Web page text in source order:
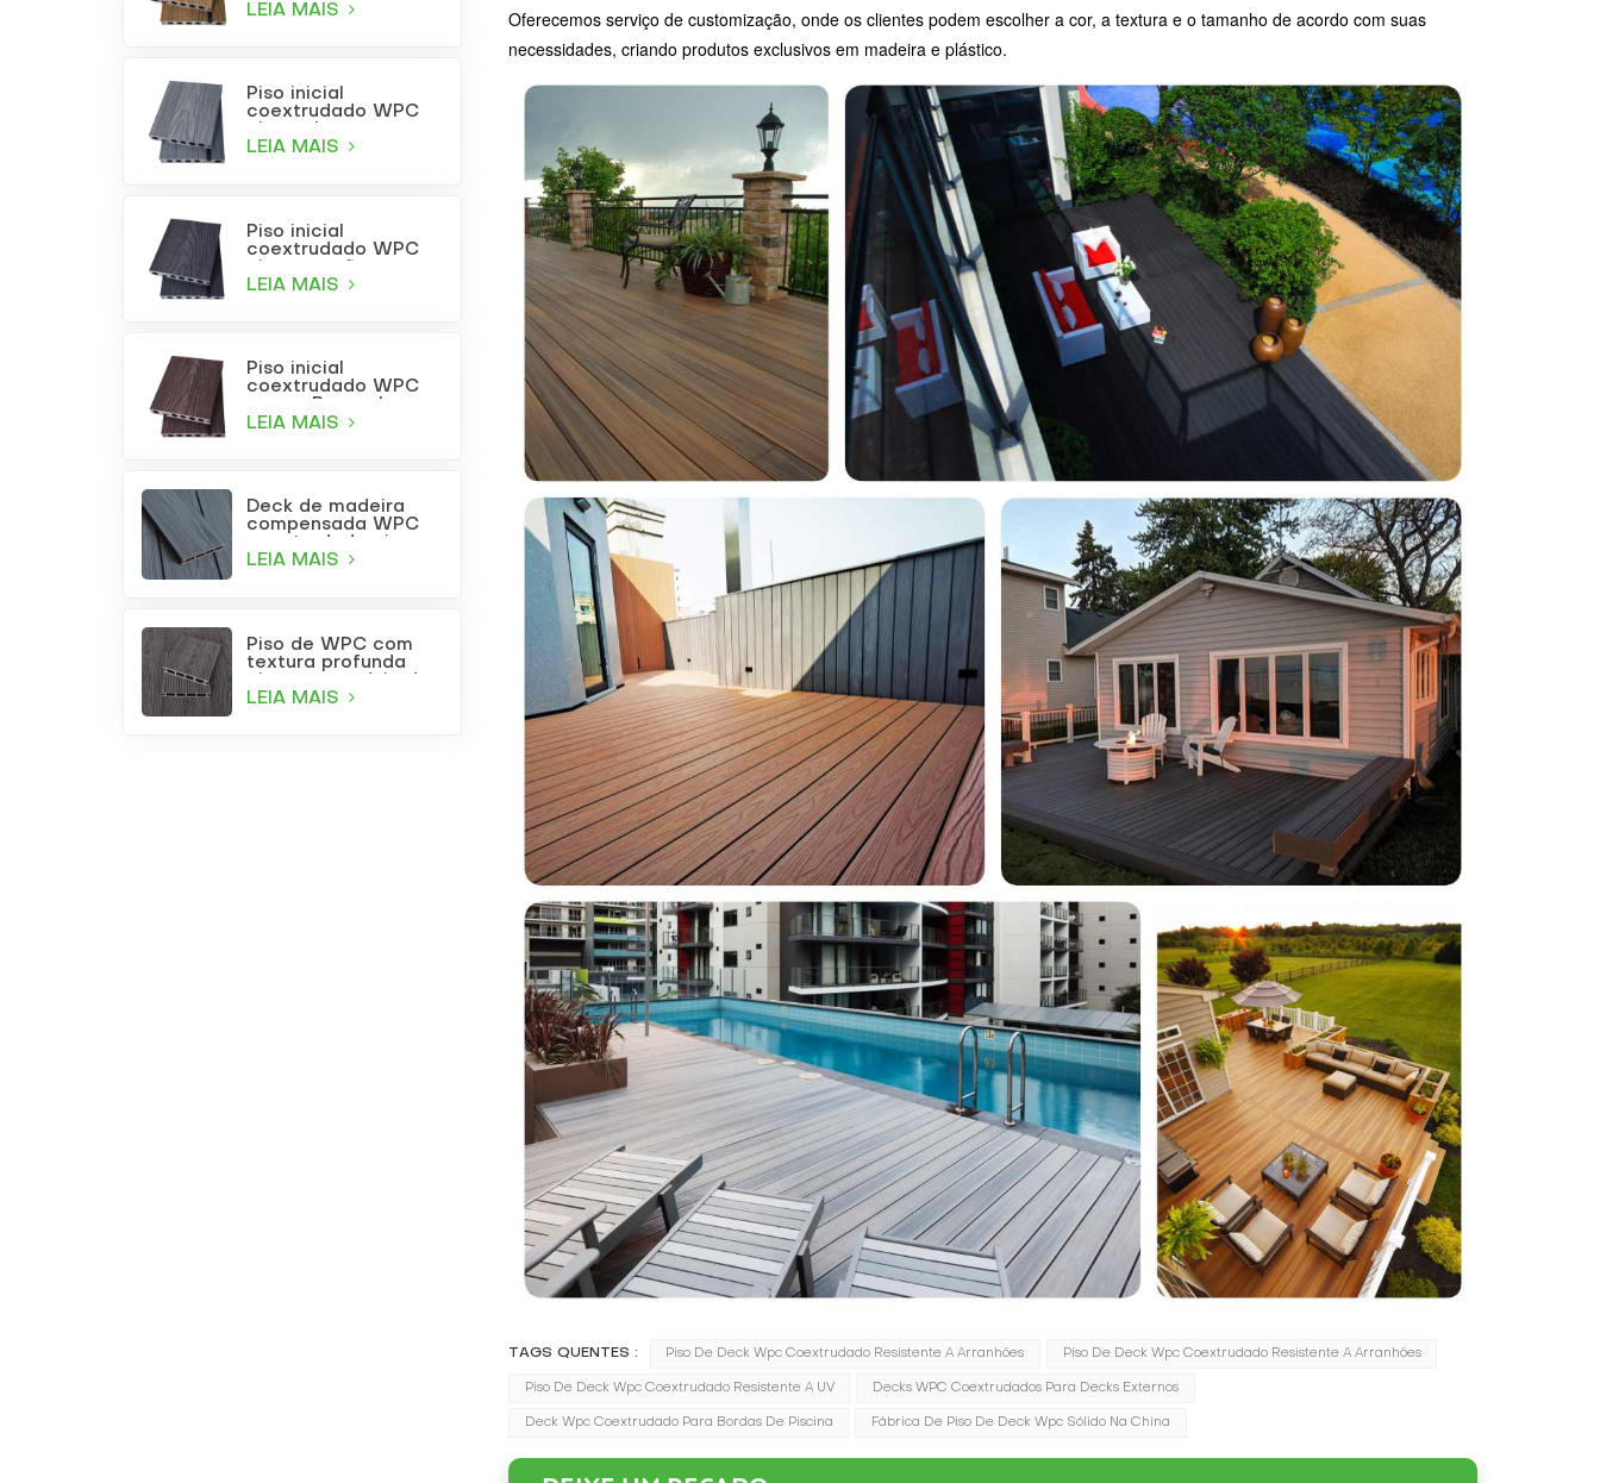
acabamento em
LEIA MAIS
Piso inicial
coextrudado WPC
LEIA MAIS
Piso inicial
coextrudado WPC
LEIA MAIS
Piso inicial
coextrudado WPC
LEIA MAIS
Deck de madeira
compensada WPC
claro para uso
LEIA MAIS
Piso de WPC com
textura profunda
jardim
LEIA MAIS
Oferecemos serviço de customização, onde os clientes podem escolher a cor, a textura e o tamanho de acordo com suas
necessidades, criando produtos exclusivos em madeira e plástico.
TAGS QUENTES : Piso De Deck Wpc Coextrudado Resistente A Arranhões Piso De Deck Wpc Coextrudado Resistente A Arranhões
Piso De Deck Wpc Coextrudado Resistente A UV Decks WPC Coextrudados Para Decks Externos
Deck Wpc Coextrudado Para Bordas De Piscina Fábrica De Piso De Deck Wpc Sólido Na China